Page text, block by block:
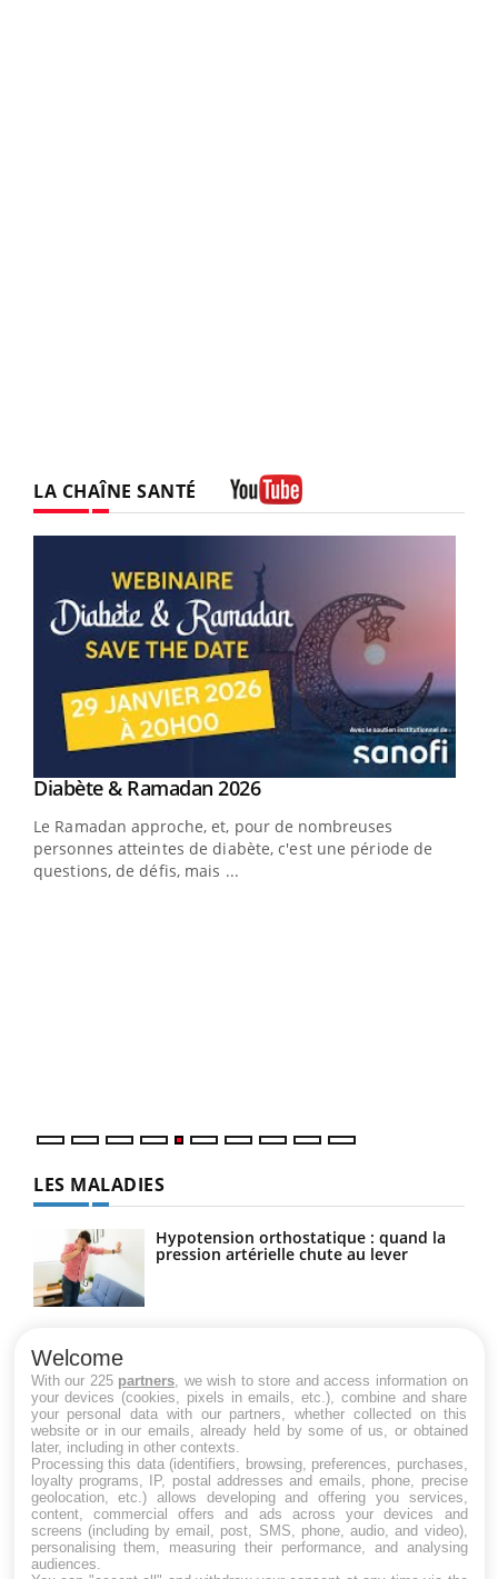
LA CHAÎNE SANTÉ
Youtube
Diabète & Ramadan 2026Youtube
Le Ramadan approche, et, pour de nombreuses
personnes atteintes de diabète, c'est une période de
questions, de défis, mais ...
LES MALADIES
Hypotension orthostatique : quand la
pression artérielle chute au lever
Maladie de Charcot (Sclérose latérale
amyotrophique)
Welcome
With our 225 partners , we wish to store and access information on
your devices (cookies, pixels in emails, etc.), combine and share
your personal data with our partners, whether collected on this
website or in our emails, already held by some of us, or obtained
later, including in other contexts.
Processing this data (identifiers, browsing, preferences, purchases,
loyalty programs, IP, postal addresses and emails, phone, precise
geolocation, etc.) allows developing and offering you services,
content, commercial offers and ads across your devices and
screens (including by email, post, SMS, phone, audio, and video),
personalising them, measuring their performance, and analysing
audiences.